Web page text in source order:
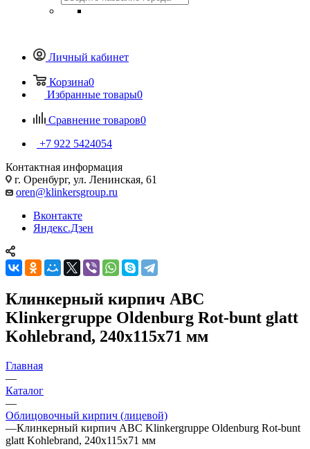
Личный кабинет
Корзина0
Избранные товары0
Сравнение товаров0
+7 922 5424054
Контактная информация
г. Оренбург, ул. Ленинская, 61
oren@klinkersgroup.ru
Вконтакте
Яндекс.Дзен
Клинкерный кирпич ABC
Klinkergruppe Oldenburg Rot-bunt glatt
Kohlebrand, 240х115х71 мм
Главная
—
Каталог
—
Облицовочный кирпич (лицевой)
—Клинкерный кирпич ABC Klinkergruppe Oldenburg Rot-bunt
glatt Kohlebrand, 240х115х71 мм